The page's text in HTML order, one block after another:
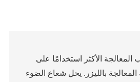
المعالجة الأكثر استخدامًا على
بالليزر. يحل شعاع الضوء